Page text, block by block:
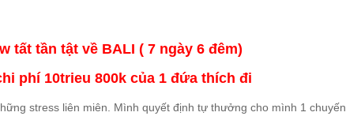
tất tần tật về BALI ( 7 ngày 6 đêm)
phí 10trieu 800k của 1 đứa thích đi
stress liên miên. Mình quyết định tự thưởng cho mình 1 chuyến